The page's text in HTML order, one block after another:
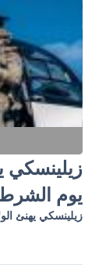
زيلينسكي
يوم
زيلينسكي يهنئ